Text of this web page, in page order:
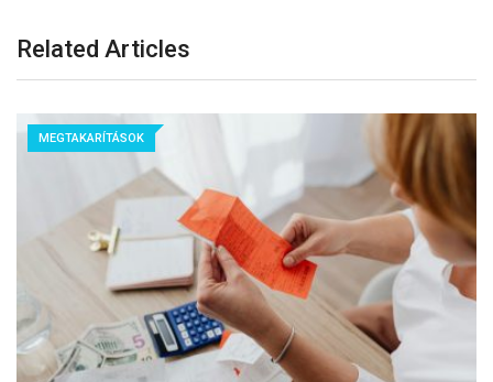
Related Articles
MEGTAKARÍTÁSOK